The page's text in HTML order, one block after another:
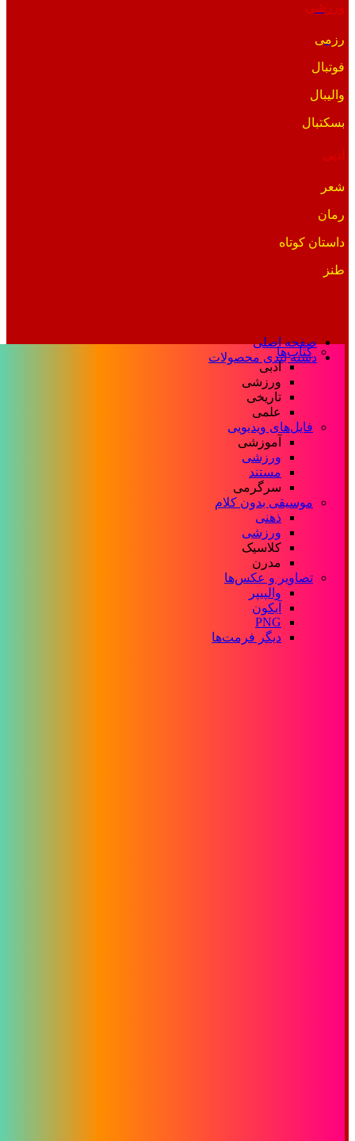
ورزشی
رزمی
فوتبال
والیبال
بسکتبال
ادبی
شعر
رمان
داستان کوتاه
طنز
صفحه اصلی
دسته بندی محصولات
کتاب‌ها
ادبی
ورزشی
تاریخی
علمی
فایل‌های ویدیویی
آموزشی
ورزشی
مستند
سرگرمی
موسیقی بدون کلام
ذهنی
ورزشی
کلاسیک
مدرن
تصاویر و عکس‌ها
والپیپر
آیکون
PNG
دیگر فرمت‌ها